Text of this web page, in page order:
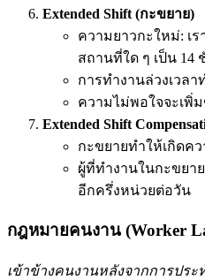
Extended Shift (กะขยาย)
ความยาวกะใหม่: เ
สถานที่ใด ๆ เป็น 14
การทำงานล่วงเวล
ความไม่พอใจจะเพิ่
Extended Shift
กะขยายทำให้เกิดค
ผู้ที่ทำงานในกะขยา
อีกครึ่งหน่วยต่อวัน
กฎหมายคนงาน (Worker
เข้าข้างคนงานหลังจากการปร